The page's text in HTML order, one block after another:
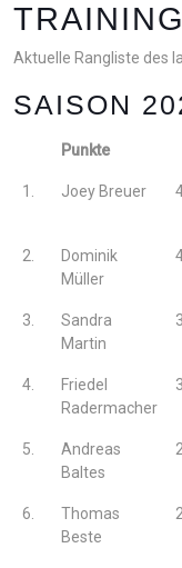
Aktuelle Rangliste des
SAISON
Punkte
1. Joey Breuer
2.
Dominik
Müller
3.
Sandra
Martin
4.
Friedel
Radermacher
5.
Andreas
Baltes
6.
Thomas
Beste